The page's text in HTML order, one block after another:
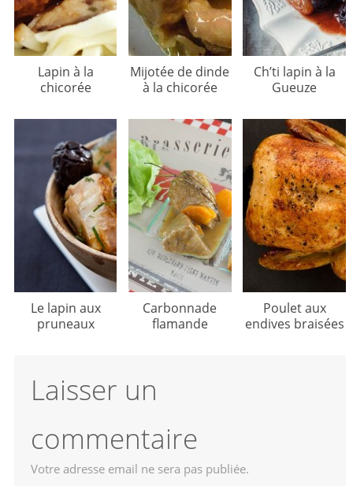
Lapin à la
chicorée
Mijotée de dinde
à la chicorée
Ch’ti lapin à la
Gueuze
Le lapin aux
pruneaux
Carbonnade
flamande
Poulet aux
endives braisées
Laisser un
commentaire
Votre adresse email ne sera pas publiée.